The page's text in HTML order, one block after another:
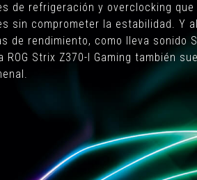
de refrigeración y overclocking
sin comprometer la estabilidad. Y
de rendimiento, como lleva sonido
ROG Strix Z370-I Gaming también